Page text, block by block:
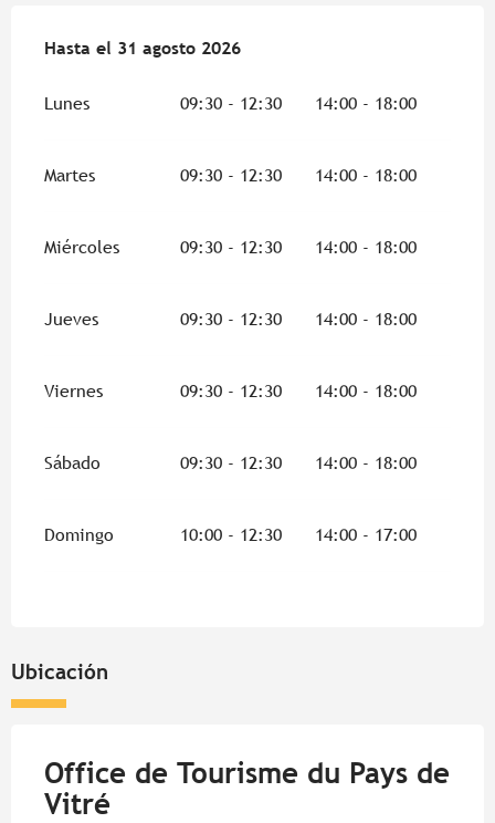
Del1 julio 2026al 31 agosto 2026
Hasta el 31 agosto 2026
Lunes 09:30 - 12:30 14:00 - 18:00
Martes 09:30 - 12:30 14:00 - 18:00
Miércoles 09:30 - 12:30 14:00 - 18:00
Jueves 09:30 - 12:30 14:00 - 18:00
Viernes 09:30 - 12:30 14:00 - 18:00
Sábado 09:30 - 12:30 14:00 - 18:00
Domingo 10:00 - 12:30 14:00 - 17:00
Ubicación
Office de Tourisme du Pays de
Vitré